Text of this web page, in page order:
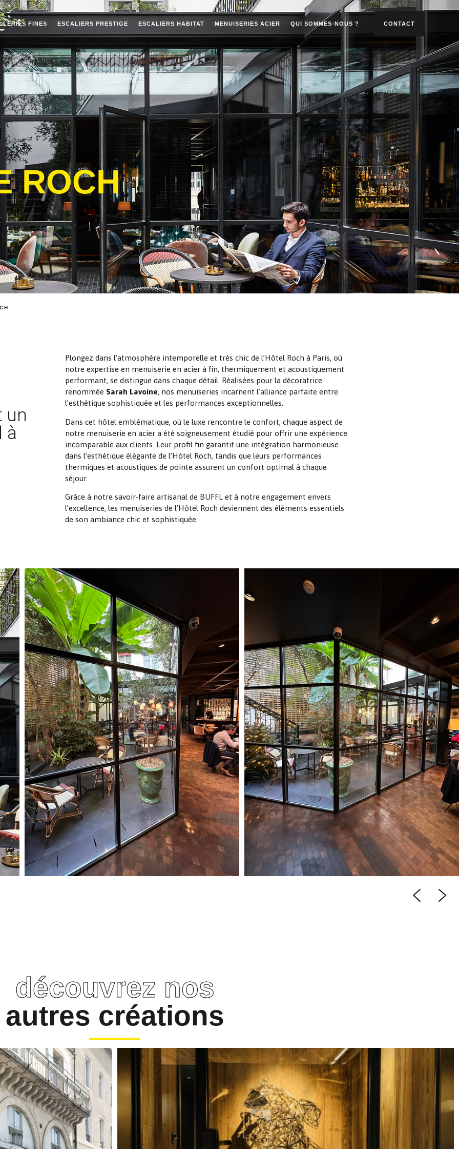
FINES ESCALIERS PRESTIGE ESCALIERS HABITAT MENUISERIES ACIER QUI SOMMES-NOUS ? CONTACT
ROCH
un
à
Plongez dans l’atmosphère intemporelle et très chic de l’Hôtel Roch à Paris, où
notre expertise en menuiserie en acier à fin, thermiquement et acoustiquement
performant, se distingue dans chaque détail. Réalisées pour la décoratrice
renommée Sarah Lavoine, nos menuiseries incarnent l’alliance parfaite entre
l’esthétique sophistiquée et les performances exceptionnelles.
Dans cet hôtel emblématique, où le luxe rencontre le confort, chaque aspect de
notre menuiserie en acier a été soigneusement étudié pour offrir une expérience
incomparable aux clients. Leur profil fin garantit une intégration harmonieuse
dans l’esthétique élégante de l’Hôtel Roch, tandis que leurs performances
thermiques et acoustiques de pointe assurent un confort optimal à chaque
séjour.
Grâce à notre savoir-faire artisanal de BUFFL et à notre engagement envers
l’excellence, les menuiseries de l’Hôtel Roch deviennent des éléments essentiels
de son ambiance chic et sophistiquée.
découvrez nos
autres créations